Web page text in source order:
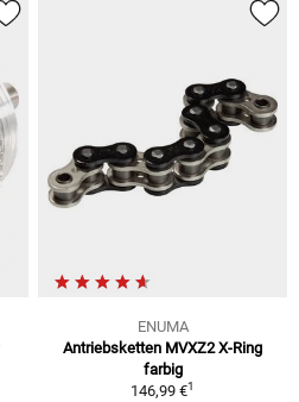
ENUMA
Antriebsketten MVXZ2 X-Ring
farbig
146,99 €1